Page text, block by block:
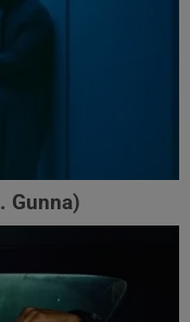
Gunna)